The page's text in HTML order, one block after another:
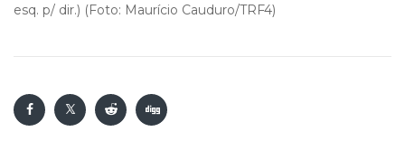
esq. p/ dir.) (Foto: Maurício Cauduro/TRF4)